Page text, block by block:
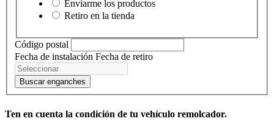
Enviarme los productos
Retiro en la tienda
Código postal
Fecha de instalación Fecha de retiro
Buscar enganches
Ten en cuenta la condición de tu vehículo remolcador.